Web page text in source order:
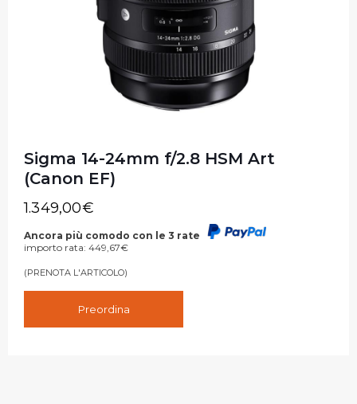
Sigma 14-24mm f/2.8 HSM Art
(Canon EF)
1.349,00€
Ancora più comodo con le 3 rate
importo rata: 449,67€
(PRENOTA L'ARTICOLO)
Preordina